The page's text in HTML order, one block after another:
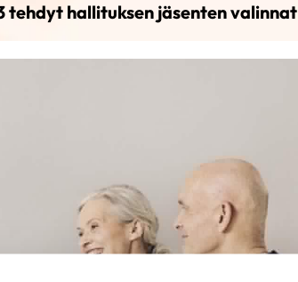
tehdyt hallituksen jäsenten valinnat